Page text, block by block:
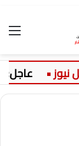
عاجل: